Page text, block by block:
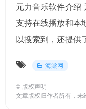
元力音乐软件介绍
支持在线播放和本
以搜索到，还提
海棠网
© 版权声明
文章版权归作者所有，未